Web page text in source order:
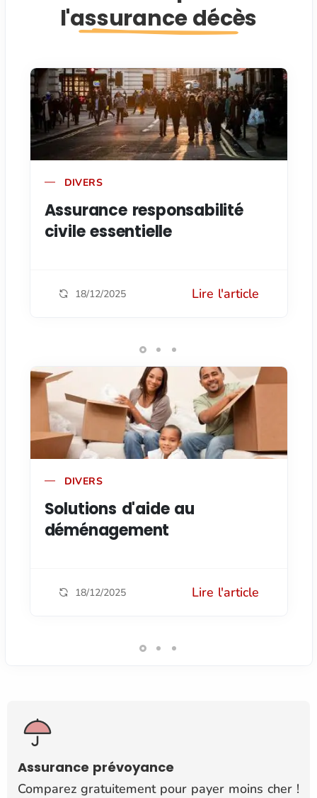
l'assurance décès
DIVERS
Assurance responsabilité
civile essentielle
18/12/2025 Lire l'article
DIVERS
Solutions d'aide au
déménagement
18/12/2025 Lire l'article
Assurance prévoyance
Comparez gratuitement pour payer moins cher !